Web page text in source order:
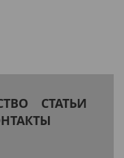
СТАТЬИ